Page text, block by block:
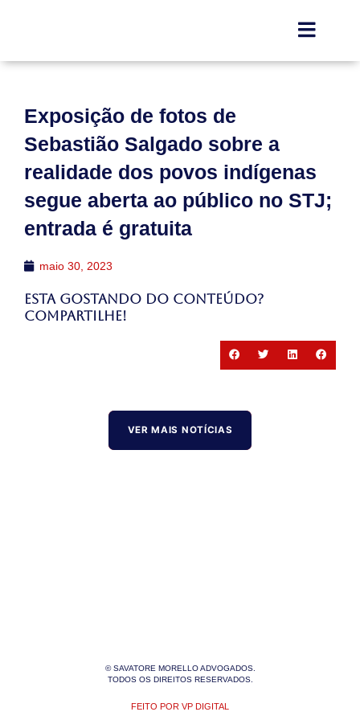
Exposição de fotos de
Sebastião Salgado sobre a
realidade dos povos indígenas
segue aberta ao público no STJ;
entrada é gratuita
maio 30, 2023
Esta gostando do conteúdo?
Compartilhe!
VER MAIS NOTÍCIAS
© SAVATORE MORELLO ADVOGADOS.
TODOS OS DIREITOS RESERVADOS.
FEITO POR VP DIGITAL